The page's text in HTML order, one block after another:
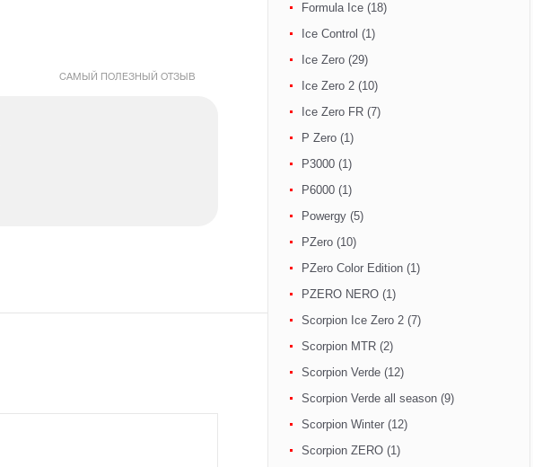
САМЫЙ ПОЛЕЗНЫЙ ОТЗЫВ
Formula Ice (18)
Ice Control (1)
Ice Zero (29)
Ice Zero 2 (10)
Ice Zero FR (7)
P Zero (1)
P3000 (1)
P6000 (1)
Powergy (5)
PZero (10)
PZero Color Edition (1)
PZERO NERO (1)
Scorpion Ice Zero 2 (7)
Scorpion MTR (2)
Scorpion Verde (12)
Scorpion Verde all season (9)
Scorpion Winter (12)
Scorpion ZERO (1)